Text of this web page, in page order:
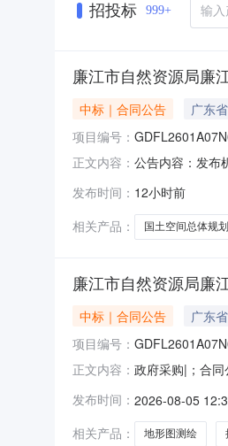
招投标 999+
廉江市自然资源局廉
中标｜合同公告 广东
项目编号：
正文内容： 公告内容：发布
然资源局地址：
发布时间： 12小时前
相关产品：
国土空间总体规
廉江市自然资源局廉
中标｜合同公告 广东
项目编号：
正文内容： 政府采购|；合
市车板镇控制性
发布时间： 2026-08-05
相关产品：
地形图测绘